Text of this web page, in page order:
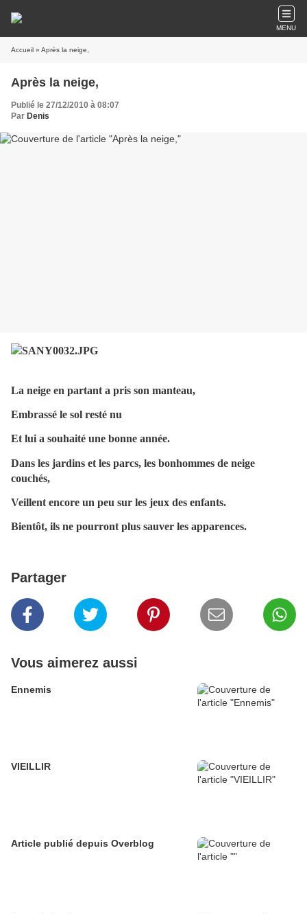
MENU
Accueil » Après la neige,
Après la neige,
Publié le 27/12/2010 à 08:07
Par Denis
La neige en partant a pris son manteau,
Embrassé le sol resté nu
Et lui a souhaité une bonne année.
Dans les jardins et les parcs, les bonhommes de neige
couchés,
Veillent encore un peu sur les jeux des enfants.
Bientôt, ils ne pourront plus sauver les apparences.
Partager
Vous aimerez aussi
Ennemis
VIEILLIR
Article publié depuis Overblog